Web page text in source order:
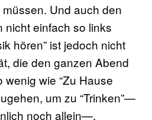
Und auch den
nicht einfach so links
hören” ist jedoch nicht
die den ganzen Abend
wie “Zu Hause
um zu “Trinken”—
noch allein—,